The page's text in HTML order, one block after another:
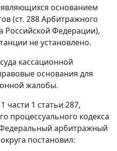
основанием
(ст. 288Арбитражного
Российской Федерации),
не установлено.
кассационной
основания для
жалобы.
части 1 статьи 287,
процессуального кодекса
арбитражный
постановил: